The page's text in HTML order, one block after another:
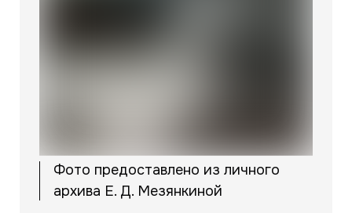
Фото предоставлено из личного
архива Е. Д. Мезянкиной